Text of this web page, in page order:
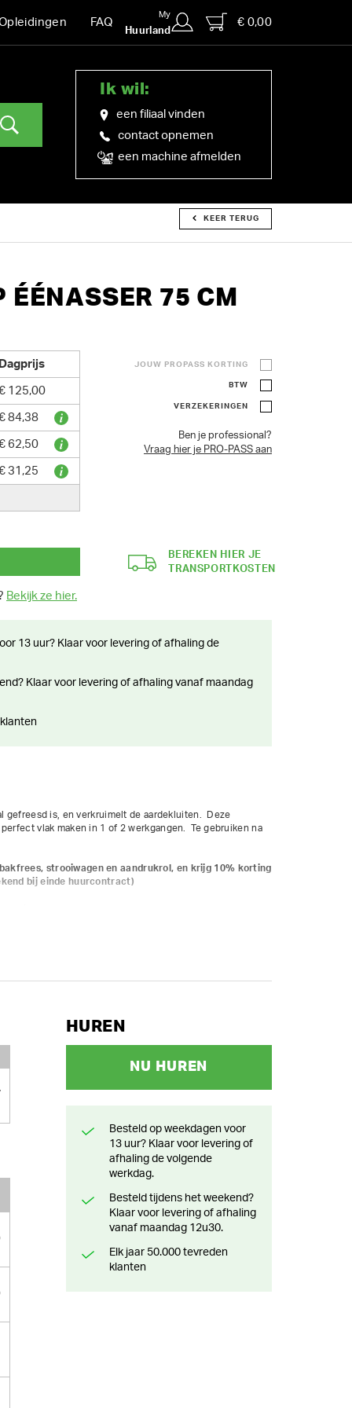
FAQ
My
Huurland
€ 0,00
Ik wil:
een filiaal vinden
contact opnemen
een machine afmelden
KEER TERUG
ÉÉNASSER 75 CM
125,00
84,38
62,50
31,25
JOUW PROPASS KORTING
BTW
VERZEKERINGEN
Ben je professional?
Vraag hier je PRO-PASS aan
Bekijk ze hier.
BEREKEN HIER JE
TRANSPORTKOSTEN
klanten
gefreesd is, en verkruimelt de aardekluiten.  Deze
vlak maken in 1 of 2 werkgangen.  Te gebruiken na
strooiwagen en aandrukrol, en krijg 10% korting
bij einde huurcontract)
HUREN
NU HUREN
Besteld op weekdagen voor
13 uur? Klaar voor levering of
afhaling de volgende
werkdag.
Besteld tijdens het weekend?
Klaar voor levering of afhaling
vanaf maandag 12u30.
Elk jaar 50.000 tevreden
klanten